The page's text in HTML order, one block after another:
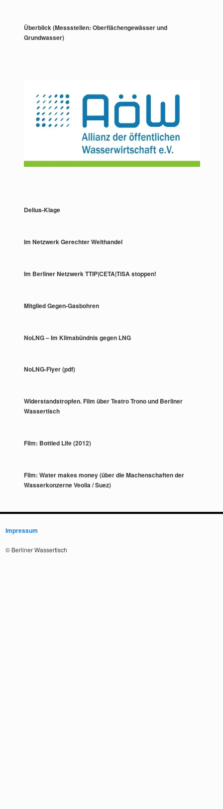
Überblick (Messstellen: Oberflächengewässer und
Grundwasser)
Delius-Klage
Im Netzwerk Gerechter Welthandel
Im Berliner Netzwerk TTIP|CETA|TiSA stoppen!
Mitglied Gegen-Gasbohren
NoLNG – Im Klimabündnis gegen LNG
NoLNG-Flyer (pdf)
Widerstandstropfen. Film über Teatro Trono und Berliner
Wassertisch
Film: Bottled Life (2012)
Film: Water makes money (über die Machenschaften der
Wasserkonzerne Veolia / Suez)
Impressum
© Berliner Wassertisch